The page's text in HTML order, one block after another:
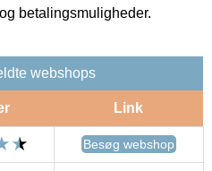
betalingsmuligheder.
webshops
Link
Besøg webshop